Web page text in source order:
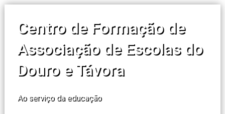
Centro de Formação de
Associação de Escolas do
Douro e Távora
Ao serviço da educação